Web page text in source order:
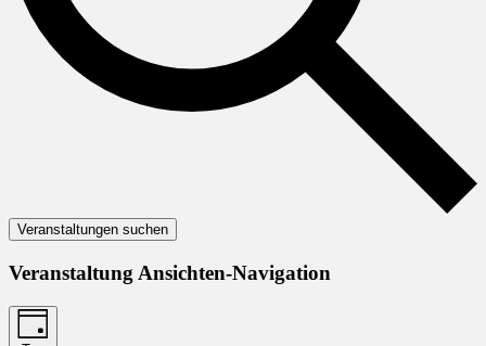
Veranstaltungen suchen
Veranstaltung Ansichten-Navigation